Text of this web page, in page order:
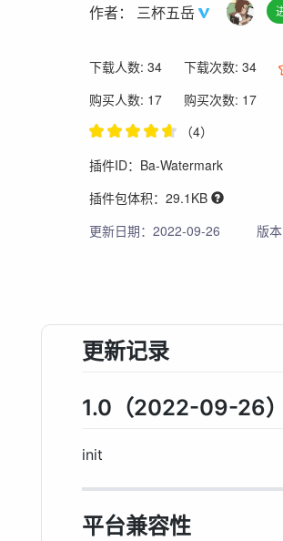
作者： 三杯五岳
下载人数: 34 下载次数: 34
购买人数: 17
购买次数: 17
（4）
插件ID：Ba-Watermark
插件包体积：29.1KB
更新日期：2022-09-26
版
更新记录
1.0（2022-09-26）
init
平台兼容性